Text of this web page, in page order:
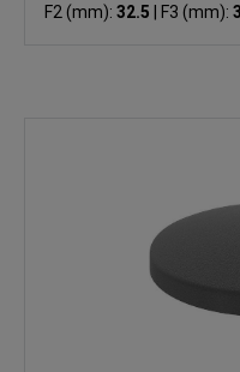
F2 (mm): 32.5 F3 (mm):